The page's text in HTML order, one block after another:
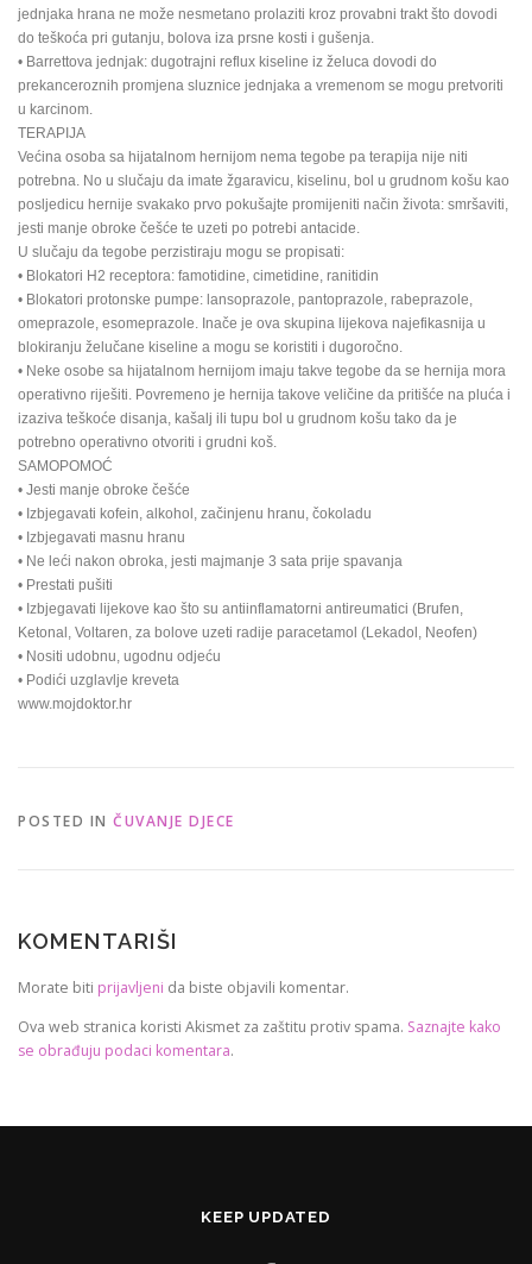
jednjaka hrana ne može nesmetano prolaziti kroz provabni trakt što dovodi
do teškoća pri gutanju, bolova iza prsne kosti i gušenja.
• Barrettova jednjak: dugotrajni reflux kiseline iz želuca dovodi do
prekanceroznih promjena sluznice jednjaka a vremenom se mogu pretvoriti
u karcinom.
TERAPIJA
Većina osoba sa hijatalnom hernijom nema tegobe pa terapija nije niti
potrebna. No u slučaju da imate žgaravicu, kiselinu, bol u grudnom košu kao
posljedicu hernije svakako prvo pokušajte promijeniti način života: smršaviti,
jesti manje obroke češće te uzeti po potrebi antacide.
U slučaju da tegobe perzistiraju mogu se propisati:
• Blokatori H2 receptora: famotidine, cimetidine, ranitidin
• Blokatori protonske pumpe: lansoprazole, pantoprazole, rabeprazole,
omeprazole, esomeprazole. Inače je ova skupina lijekova najefikasnija u
blokiranju želučane kiseline a mogu se koristiti i dugoročno.
• Neke osobe sa hijatalnom hernijom imaju takve tegobe da se hernija mora
operativno riješiti. Povremeno je hernija takove veličine da pritišće na pluća i
izaziva teškoće disanja, kašalj ili tupu bol u grudnom košu tako da je
potrebno operativno otvoriti i grudni koš.
SAMOPOMOĆ
• Jesti manje obroke češće
• Izbjegavati kofein, alkohol, začinjenu hranu, čokoladu
• Izbjegavati masnu hranu
• Ne leći nakon obroka, jesti majmanje 3 sata prije spavanja
• Prestati pušiti
• Izbjegavati lijekove kao što su antiinflamatorni antireumatici (Brufen,
Ketonal, Voltaren, za bolove uzeti radije paracetamol (Lekadol, Neofen)
• Nositi udobnu, ugodnu odjeću
• Podići uzglavlje kreveta
www.mojdoktor.hr
POSTED IN ČUVANJE DJECE
KOMENTARIŠI
Morate biti prijavljeni da biste objavili komentar.
Ova web stranica koristi Akismet za zaštitu protiv spama. Saznajte kako
se obrađuju podaci komentara.
KEEP UPDATED